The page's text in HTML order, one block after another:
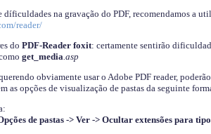
díficuldades na gravação do PDF, recomendamos a
reader/
do PDF-Reader foxit: certamente sentirão
get_media.asp
obviamente usar o Adobe PDF reader,
as opções de visualização de pastas da seguinte
:
de pastas -> Ver -> Ocultar extensões para